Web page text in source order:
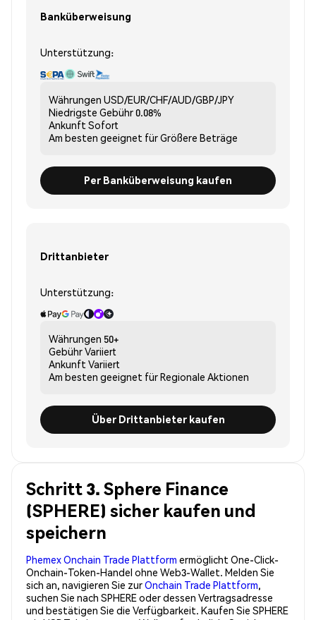
Banküberweisung
Unterstützung:
Währungen USD/EUR/CHF/AUD/GBP/JPY
Niedrigste Gebühr0.08%
Ankunft Sofort
Am besten geeignet fürGrößere Beträge
Per Banküberweisung kaufen
Drittanbieter
Unterstützung:
Währungen 50+
GebührVariiert
Ankunft Variiert
Am besten geeignet fürRegionale Aktionen
Über Drittanbieter kaufen
Schritt 3. Sphere Finance
(SPHERE) sicher kaufen und
speichern
Phemex Onchain Trade Plattform ermöglicht One-Click-
Onchain-Token-Handel ohne Web3-Wallet. Melden Sie
sich an, navigieren Sie zurOnchain Trade Plattform,
suchen Sie nach SPHERE oder dessen Vertragsadresse
und bestätigen Sie die Verfügbarkeit. Kaufen Sie SPHERE